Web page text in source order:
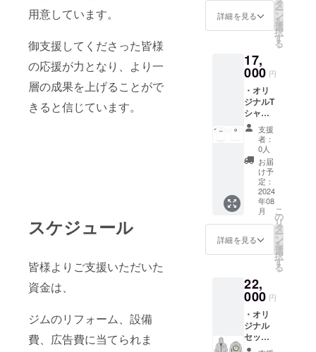
用意しています。
御支援してくださった皆様
の応援が力となり、より一
層の成果を上げることがで
きると信じています。
スケジュール
皆様よりご支援いただいた
資金は、
ジムのリフォーム、設備
費、広告費に当てられま
＞6cm
x 6cm ※
予告な
く変更
される
場合が
ありま
す。
詳細を見る
タ
ー
ン
を
選
択
す
る
17,
000 円
・オリ
ジナルT
シャツ
＜枚数
＞１枚
＜サイ
ズ＞
XS,S,M.
L.XL.XX
リジナ
ルタオ
ル ＜枚
数＞1枚
＜サイ
0㎜ ・
オリジ
ナルス
テッ
カー ＜
枚数＞
支援
者：
0人
お届
け予
定：
2024
年08
月
詳細を見る
こ
の
リ
タ
ー
ン
を
選
択
す
る
22,
000 円
・オリ
ジナル
セット
アップ